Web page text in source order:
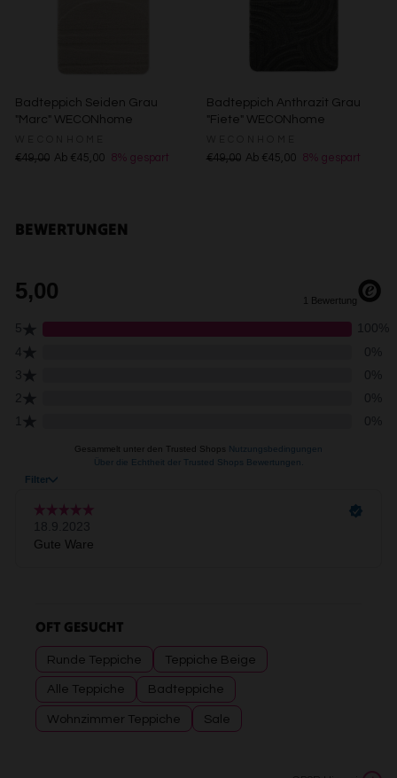
Badteppich Seiden Grau
"Marc" WECONhome
€49,00 Ab €45,00 8% gespart
Badteppich Anthrazit Grau
"Fiete" WECONhome
€49,00 Ab €45,00 8% gespart
BEWERTUNGEN
OFT GESUCHT
Runde Teppiche Teppiche Beige
Alle Teppiche Badteppiche
Wohnzimmer Teppiche Sale
Kombinationen von Daten aus verschiedenen Quellen
Verwendung reduzierter Daten zur Auswahl von Inhalten
Verwendung genauer Standortdaten